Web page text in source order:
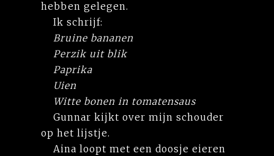
hebben gelegen.
Ik schrijf:
Bruine bananen
Perzik uit blik
Paprika
Uien
Witte bonen in tomatensaus
Gunnar kijkt over mijn schouder
op het lijstje.
Aina loopt met een doosje eieren